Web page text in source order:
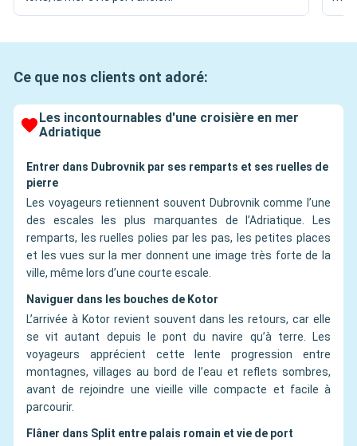
Ce que nos clients ont adoré:
Les incontournables d'une croisière en mer
Adriatique
Entrer dans Dubrovnik par ses remparts et ses ruelles de
pierre
Les voyageurs retiennent souvent Dubrovnik comme l’une
des escales les plus marquantes de l’Adriatique. Les
remparts, les ruelles polies par les pas, les petites places
et les vues sur la mer donnent une image très forte de la
ville, même lors d’une courte escale.
Naviguer dans les bouches de Kotor
L’arrivée à Kotor revient souvent dans les retours, car elle
se vit autant depuis le pont du navire qu’à terre. Les
voyageurs apprécient cette lente progression entre
montagnes, villages au bord de l’eau et reflets sombres,
avant de rejoindre une vieille ville compacte et facile à
parcourir.
Flâner dans Split entre palais romain et vie de port